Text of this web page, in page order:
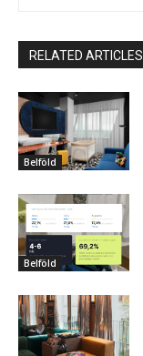
RELATED ARTICLES
Belföld
Belföld